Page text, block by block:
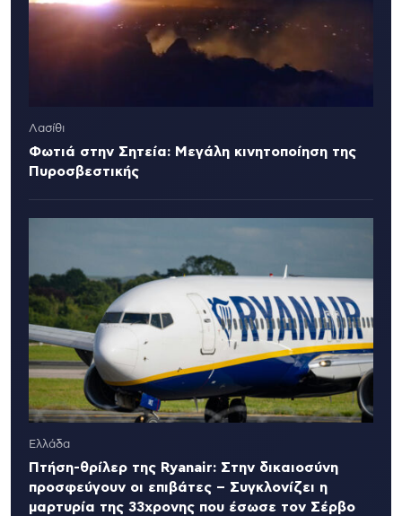
Λασίθι
Φωτιά στην Σητεία: Μεγάλη κινητοποίηση της
Πυροσβεστικής
Ελλάδα
Πτήση-θρίλερ της Ryanair: Στην δικαιοσύνη
προσφεύγουν οι επιβάτες – Συγκλονίζει η
μαρτυρία της 33χρονης που έσωσε τον Σέρβο